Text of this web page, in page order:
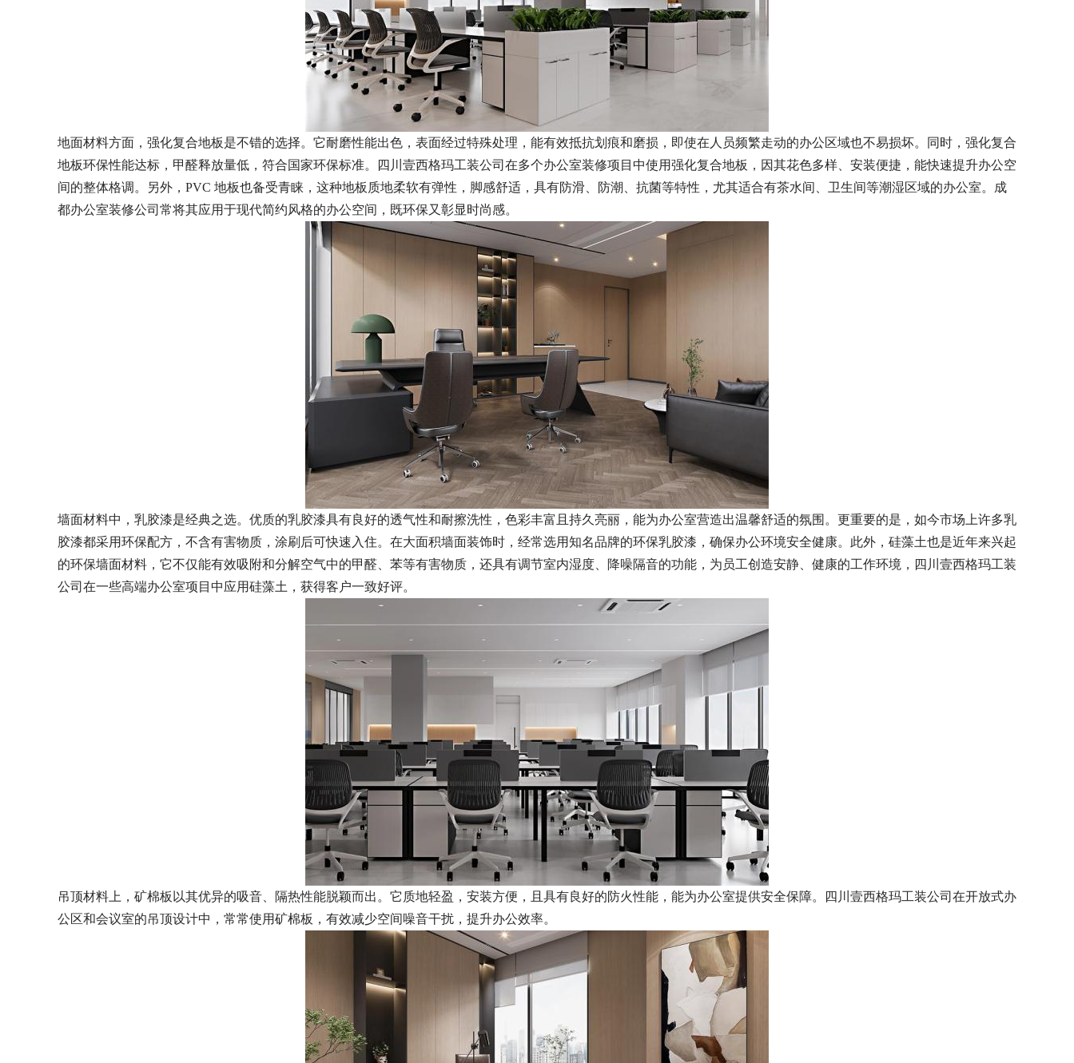
地面材料方面，强化复合地板是不错的选择。它耐磨性能出色，表面经过特殊处理，能有效抵抗划痕和磨损，即使在人员频繁走动的办公区域也不易损坏。同时，强化复合
地板环保性能达标，甲醛释放量低，符合国家环保标准。四川壹西格玛工装公司在多个办公室装修项目中使用强化复合地板，因其花色多样、安装便捷，能快速提升办公空
间的整体格调。另外， PVC 地板也备受青睐，这种地板质地柔软有弹性，脚感舒适，具有防滑、防潮、抗菌等特性，尤其适合有茶水间、卫生间等潮湿区域的办公室。成
都办公室装修公司常将其应用于现代简约风格的办公空间，既环保又彰显时尚感。
墙面材料中，乳胶漆是经典之选。优质的乳胶漆具有良好的透气性和耐擦洗性，色彩丰富且持久亮丽，能为办公室营造出温馨舒适的氛围。更重要的是，如今市场上许多乳
胶漆都采用环保配方，不含有害物质，涂刷后可快速入住。在大面积墙面装饰时，经常选用知名品牌的环保乳胶漆，确保办公环境安全健康。此外，硅藻土也是近年来兴起
的环保墙面材料，它不仅能有效吸附和分解空气中的甲醛、苯等有害物质，还具有调节室内湿度、降噪隔音的功能，为员工创造安静、健康的工作环境，四川壹西格玛工装
公司在一些高端办公室项目中应用硅藻土，获得客户一致好评。
吊顶材料上，矿棉板以其优异的吸音、隔热性能脱颖而出。它质地轻盈，安装方便，且具有良好的防火性能，能为办公室提供安全保障。四川壹西格玛工装公司在开放式办
公区和会议室的吊顶设计中，常常使用矿棉板，有效减少空间噪音干扰，提升办公效率。